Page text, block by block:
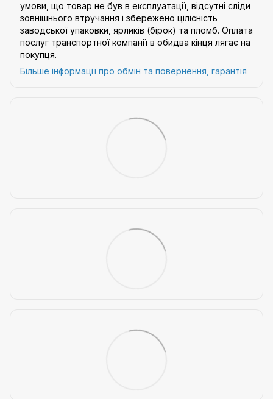
умови, що товар не був в експлуатації, відсутні сліди
зовнішнього втручання і збережено цілісність
заводської упаковки, ярликів (бірок) та пломб. Оплата
послуг транспортної компанії в обидва кінця лягає на
покупця.
Більше інформації про обмін та повернення, гарантія